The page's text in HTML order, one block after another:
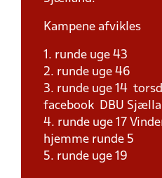
Kampene afvikles
1. runde uge 43
2. runde uge 46
3. runde uge 14
facebook DBU
4. runde uge 17
hjemme runde 5
5. runde uge 19